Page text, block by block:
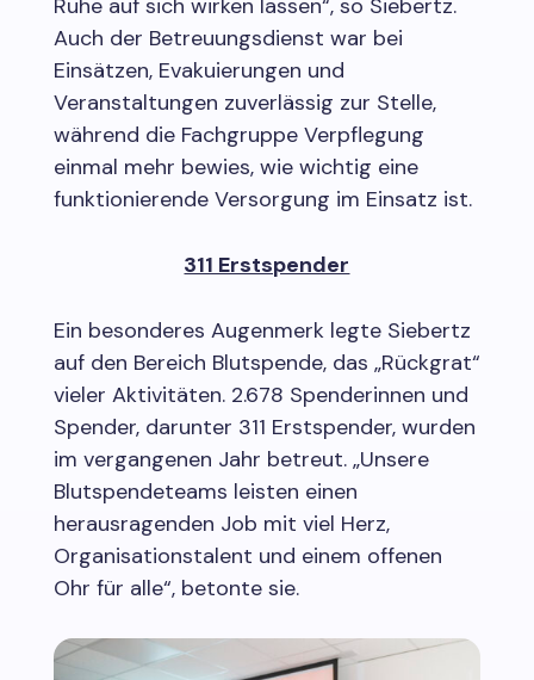
Auch der Betreuungsdienst war bei
Einsätzen, Evakuierungen und
Veranstaltungen zuverlässig zur Stelle,
während die Fachgruppe Verpflegung
einmal mehr bewies, wie wichtig eine
funktionierende Versorgung im Einsatz ist.
311 Erstspender
Ein besonderes Augenmerk legte Siebertz
auf den Bereich Blutspende, das „Rückgrat“
vieler Aktivitäten. 2.678 Spenderinnen und
Spender, darunter 311 Erstspender, wurden
im vergangenen Jahr betreut. „Unsere
Blutspendeteams leisten einen
herausragenden Job mit viel Herz,
Organisationstalent und einem offenen
Ohr für alle“, betonte sie.